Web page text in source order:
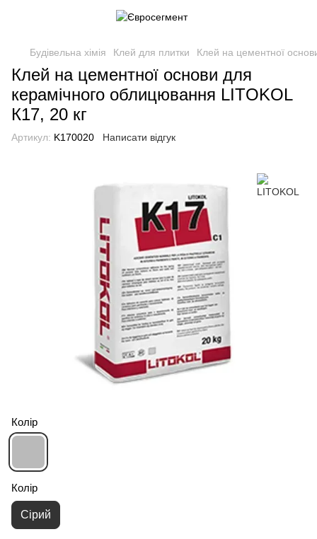
Будівельна хімія Клей для плитки Клей на цементної
Клей на цементної основи для
керамічного облицювання LITOKOL
К17, 20 кг
Артикул: K170020 Написати відгук
Колір
Колір
Сірий